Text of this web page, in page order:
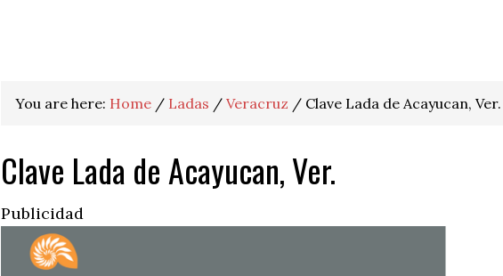
You are here: Home / Ladas / Veracruz / Clave Lada de Acayucan, Ver.
Clave Lada de Acayucan, Ver.
Publicidad